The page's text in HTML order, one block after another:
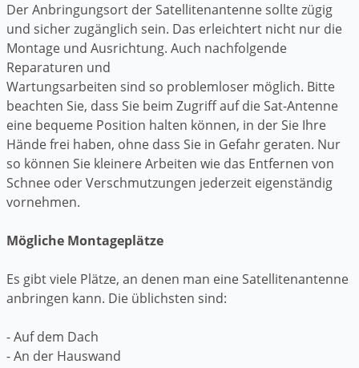
Der Anbringungsort der Satellitenantenne sollte zügig
und sicher zugänglich sein. Das erleichtert nicht nur die
Montage und Ausrichtung. Auch nachfolgende
Reparaturen und
Wartungsarbeiten sind so problemloser möglich. Bitte
beachten Sie, dass Sie beim Zugriff auf die Sat-Antenne
eine bequeme Position halten können, in der Sie Ihre
Hände frei haben, ohne dass Sie in Gefahr geraten. Nur
so können Sie kleinere Arbeiten wie das Entfernen von
Schnee oder Verschmutzungen jederzeit eigenständig
vornehmen.
Mögliche Montageplätze
Es gibt viele Plätze, an denen man eine Satellitenantenne
anbringen kann. Die üblichsten sind:
- Auf dem Dach
- An der Hauswand